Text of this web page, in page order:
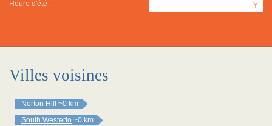
Heure d'été : Y
Villes voisines
Norton Hill
~0 km
South Westerlo ~0 km